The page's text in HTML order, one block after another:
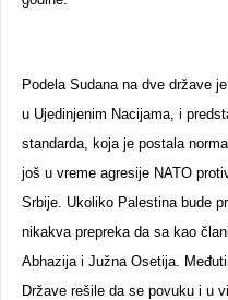
Podela Sudana na dve države
u Ujedinjenim Nacijama, i
standarda, koja je postala
još u vreme agresije NATO
Srbije. Ukoliko Palestina bude
nikakva prepreka da sa kao
Abhazija i Južna Osetija.
Države rešile da se povuku i u